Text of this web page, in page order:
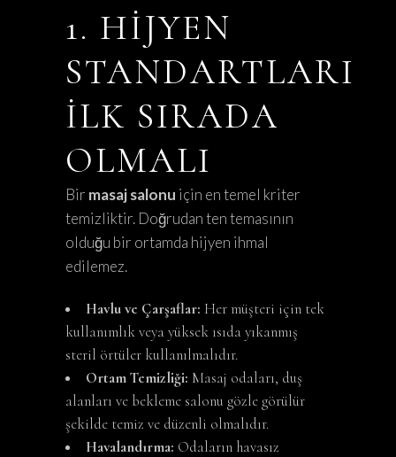
1. HIJYEN
STANDARTLARI
İLK SIRADA
OLMALI
Bir masaj salonu için en temel kriter
temizliktir. Doğrudan ten temasının
olduğu bir ortamda hijyen ihmal
edilemez.
Havlu ve Çarşaflar: Her müşteri için tek
kullanımlık veya yüksek ısıda yıkanmış
steril örtüler kullanılmalıdır.
Ortam Temizliği: Masaj odaları, duş
alanları ve bekleme salonu gözle görülür
şekilde temiz ve düzenli olmalıdır.
Havalandırma: Odaların havasız